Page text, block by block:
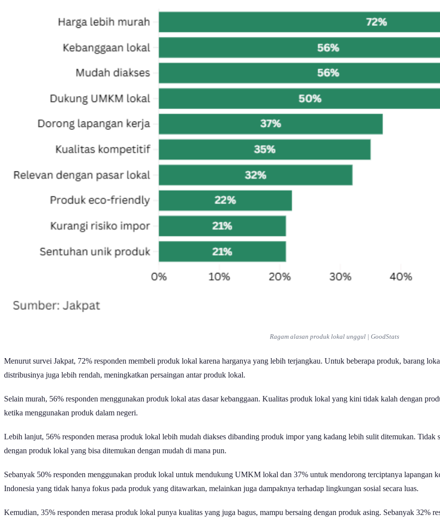
Ragam alasan produk lokal unggul | GoodStats
Menurut survei Jakpat, 72% responden membeli produk lokal karena harganya yang lebih terjangkau. Untuk beberapa produk, barang
distribusinya juga lebih rendah, meningkatkan persaingan antar produk lokal.
Selain murah, 56% responden menggunakan produk lokal atas dasar kebanggaan. Kualitas produk lokal yang kini tidak kalah dengan
ketika menggunakan produk dalam negeri.
Lebih lanjut, 56% responden merasa produk lokal lebih mudah diakses dibanding produk impor yang kadang lebih sulit ditemukan. Tidak
dengan produk lokal yang bisa ditemukan dengan mudah di mana pun.
Sebanyak 50% responden menggunakan produk lokal untuk mendukung UMKM lokal dan 37% untuk mendorong terciptanya lapangan
Indonesia yang tidak hanya fokus pada produk yang ditawarkan, melainkan juga dampaknya terhadap lingkungan sosial secara luas.
Kemudian, 35% responden merasa produk lokal punya kualitas yang juga bagus, mampu bersaing dengan produk asing. Sebanyak 32%